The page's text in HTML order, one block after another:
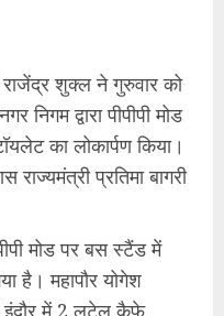
शुक्ल ने गुरुवार को
निगम द्वारा पीपीपी मोड
का लोकार्पण किया।
प्रतिमा बागरी
मोड पर बस स्टैंड में
है। महापौर योगेश
इंदौर में 2 लूटेल कैफे